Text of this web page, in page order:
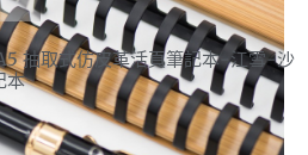
抽取式仿皮革活頁筆記本-江雪-沙
本